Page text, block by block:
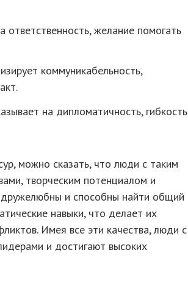
желание помогать
коммуникабельность,
на дипломатичность, гибкость
можно сказать, что люди с таким
творческим потенциалом и
и способны найти общий
навыки, что делает их
Имея все эти качества, люди с
и достигают высоких